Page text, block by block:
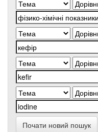
Почати новий пошук